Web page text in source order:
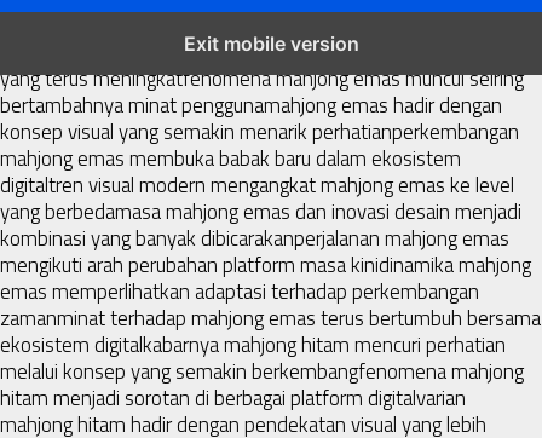
Exit mobile version
sorotan terbaru mengarah pada popularitas mahjong emas
yang terus meningkatfenomena mahjong emas muncul seiring
bertambahnya minat penggunamahjong emas hadir dengan
konsep visual yang semakin menarik perhatianperkembangan
mahjong emas membuka babak baru dalam ekosistem
digitaltren visual modern mengangkat mahjong emas ke level
yang berbedamasa mahjong emas dan inovasi desain menjadi
kombinasi yang banyak dibicarakanperjalanan mahjong emas
mengikuti arah perubahan platform masa kinidinamika mahjong
emas memperlihatkan adaptasi terhadap perkembangan
zamanminat terhadap mahjong emas terus bertumbuh bersama
ekosistem digitalkabarnya mahjong hitam mencuri perhatian
melalui konsep yang semakin berkembangfenomena mahjong
hitam menjadi sorotan di berbagai platform digitalvarian
mahjong hitam hadir dengan pendekatan visual yang lebih